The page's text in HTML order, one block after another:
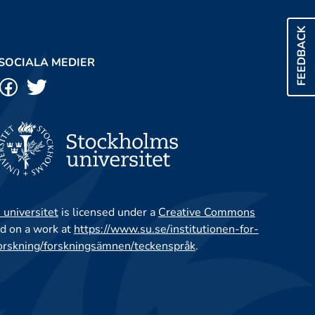
FEEDBACK
MEDIER
universitetis licensed under a Creative Commons
on a work at https://www.su.se/institutionen-for-
forskningsämnen/teckenspråk.